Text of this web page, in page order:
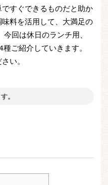
すぐできるものだと助か
料を活用して、大満足の
回は休日のランチ用、
ご紹介していきます。
い。
。